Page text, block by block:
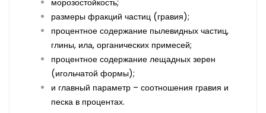
морозостойкость;
размеры фракций частиц (гравия);
процентное содержание пылевидных частиц,
глины, ила, органических примесей;
процентное содержание лещадных зерен
(игольчатой формы);
и главный параметр – соотношения гравия и
песка в процентах.